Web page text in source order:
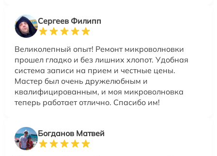
Сергеев Филипп
Великолепный опыт! Ремонт микроволновки
прошел гладко и без лишних хлопот. Удобная
система записи на прием и честные цены.
Мастер был очень дружелюбным и
квалифицированным, и моя микроволновка
теперь работает отлично. Спасибо им!
Богданов Матвей